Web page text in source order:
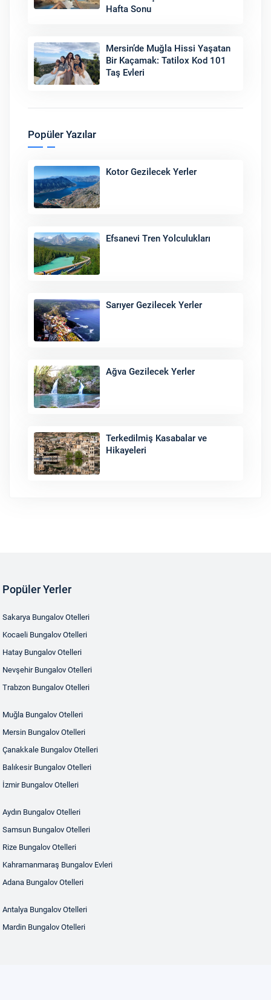
Hafta Sonu
Mersin’de Muğla Hissi Yaşatan
Bir Kaçamak: Tatilox Kod 101
Taş Evleri
Popüler Yazılar
Kotor Gezilecek Yerler
Efsanevi Tren Yolculukları
Sarıyer Gezilecek Yerler
Ağva Gezilecek Yerler
Terkedilmiş Kasabalar ve
Hikayeleri
Popüler Yerler
Sakarya Bungalov Otelleri
Kocaeli Bungalov Otelleri
Hatay Bungalov Otelleri
Nevşehir Bungalov Otelleri
Trabzon Bungalov Otelleri
Muğla Bungalov Otelleri
Mersin Bungalov Otelleri
Çanakkale Bungalov Otelleri
Balıkesir Bungalov Otelleri
İzmir Bungalov Otelleri
Aydın Bungalov Otelleri
Samsun Bungalov Otelleri
Rize Bungalov Otelleri
Kahramanmaraş Bungalov Evleri
Adana Bungalov Otelleri
Antalya Bungalov Otelleri
Mardin Bungalov Otelleri